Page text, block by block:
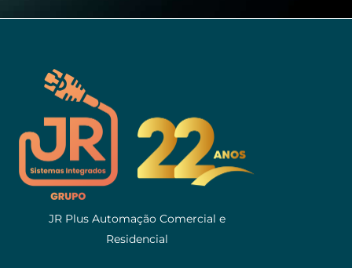
JR Plus Automação Comercial e
Residencial